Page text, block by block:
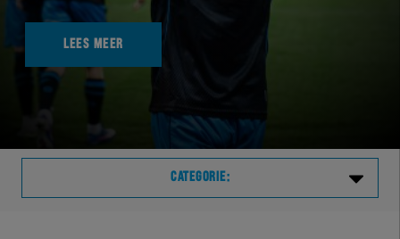
LEES MEER
CATEGORIE: